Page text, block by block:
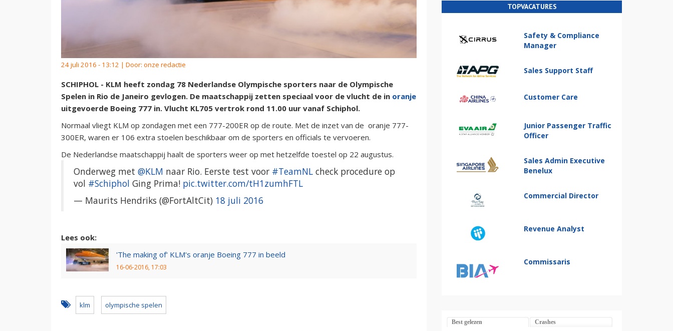
24 juli 2016 - 13:12 | Door: onze redactie
SCHIPHOL - KLM heeft zondag 78 Nederlandse Olympische sporters naar de Olympische
Spelen in Rio de Janeiro gevlogen. De maatschappij zetten speciaal voor de vlucht de in oranje
uitgevoerde Boeing 777 in. Vlucht KL705 vertrok rond 11.00 uur vanaf Schiphol.
Normaal vliegt KLM op zondagen met een 777-200ER op de route. Met de inzet van de oranje 777-
300ER, waren er 106 extra stoelen beschikbaar om de sporters en officials te vervoeren.
De Nederlandse maatschappij haalt de sporters weer op met hetzelfde toestel op 22 augustus.
Onderweg met @KLM naar Rio. Eerste test voor #TeamNL check procedure op
vol #Schiphol Ging Prima! pic.twitter.com/tH1zumhFTL
— Maurits Hendriks (@FortAltCit) 18 juli 2016
Lees ook:
'The making of' KLM's oranje Boeing 777 in beeld
16-06-2016, 17:03
klm olympische spelen
TOPVACATURES
Safety & Compliance
Manager
Sales Support Staff
Customer Care
Junior Passenger Traffic
Officer
Sales Admin Executive
Benelux
Commercial Director
Revenue Analyst
Commissaris
Best gelezen Crashes